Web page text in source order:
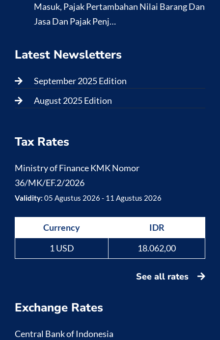
Masuk, Pajak Pertambahan Nilai Barang Dan
Jasa Dan Pajak Penj…
Latest Newsletters
September 2025 Edition
August 2025 Edition
Tax Rates
Ministry of Finance KMK Nomor
36/MK/EF.2/2026
Validity: 05 Agustus 2026 - 11 Agustus 2026
Currency
IDR
1 USD
18.062,00
See all rates
Exchange Rates
Central Bank of Indonesia